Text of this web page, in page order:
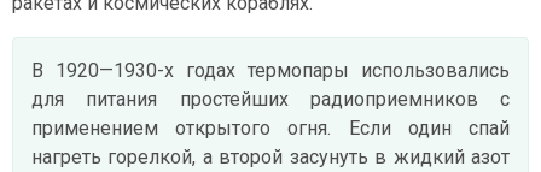
В 1920—1930-х годах термопары использовались
для питания простейших радиоприемников с
применением открытого огня. Если один спай
нагреть горелкой, а второй засунуть в жидкий азот